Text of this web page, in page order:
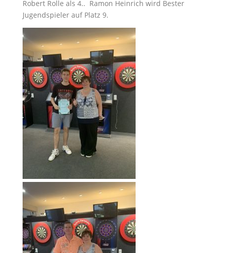
Robert Rolle als 4.. Ramon Heinrich wird Bester
Jugendspieler auf Platz 9.